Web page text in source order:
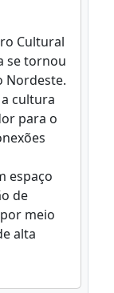
Cultural
se tornou
Nordeste.
cultura
para o
espaço
de
meio
alta